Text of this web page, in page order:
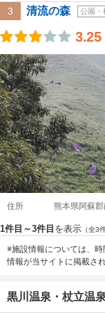
3 清流の森 公園・
3.25
住所 熊本県阿蘇
1件目～3件目 を表示 （全3
※施設情報については、
情報が当サイトに掲載さ
黒川温泉・杖立温